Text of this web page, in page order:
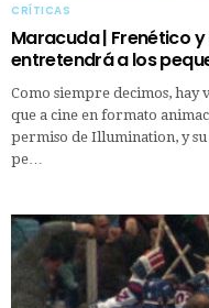
CRÍTICAS
Maracuda | Frenético
entretendrá a los
Como siempre decimos,
que a cine en formato
permiso de Illumination, y
pe…